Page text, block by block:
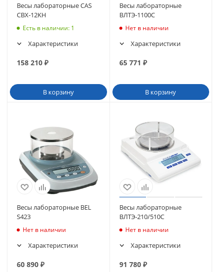
Весы лабораторные CAS
CBX-12KH
Есть в наличии: 1
Характеристики
158 210 ₽
В корзину
Весы лабораторные
ВЛТЭ-1100С
Нет в наличии
Характеристики
65 771 ₽
В корзину
Весы лабораторные BEL
S423
Нет в наличии
Характеристики
60 890 ₽
Весы лабораторные
ВЛТЭ-210/510С
Нет в наличии
Характеристики
91 780₽